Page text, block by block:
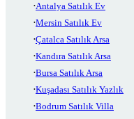
Antalya Satılık Ev
Mersin Satılık Ev
Çatalca Satılık Arsa
Kandıra Satılık Arsa
Bursa Satılık Arsa
Kuşadası Satılık Yazlık
Bodrum Satılık Villa